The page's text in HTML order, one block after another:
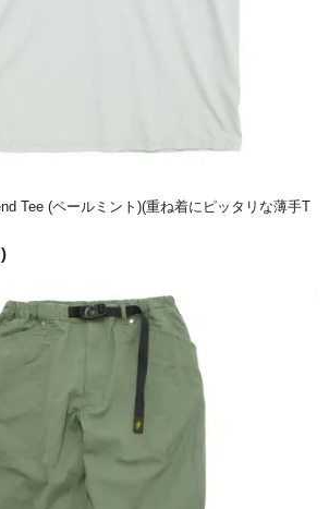
Tee (ペールミント)(重ね着にピッタリな薄手T